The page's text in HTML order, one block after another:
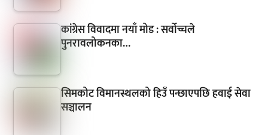
कांग्रेस विवादमा नयाँ मोड : सर्वोच्चले
पुनरावलोकनका…
सिमकोट विमानस्थलको हिउँ पन्छाएपछि हवाई सेवा
सञ्चालन